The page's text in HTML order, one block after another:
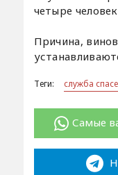
четыре
Причина,
Теги: служба
Самые